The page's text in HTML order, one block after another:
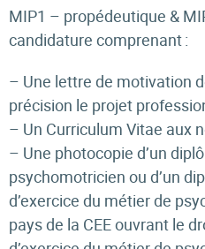
MIP1 – propédeutique &
candidature comprenant :
– Une lettre de motivation
précision le projet
– Un Curriculum Vitae aux
– Une photocopie d’un
psychomotricien ou d’un
d’exercice du métier de
pays de la CEE ouvrant le